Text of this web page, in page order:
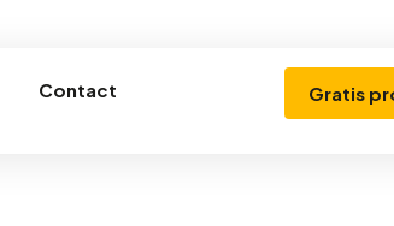
Contact Gratis